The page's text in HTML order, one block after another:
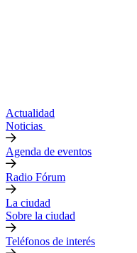
Actualidad
Noticias
Agenda de eventos
Radio Fórum
La ciudad
Sobre la ciudad
Teléfonos de interés